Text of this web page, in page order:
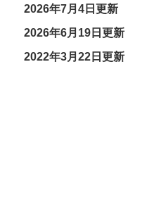
2026年7月4日更新
2026年6月19日更新
2022年3月22日更新